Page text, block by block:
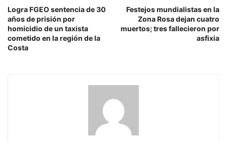
Logra FGEO sentencia de 30
años de prisión por
homicidio de un taxista
cometido en la región de la
Costa
Festejos mundialistas en la
Zona Rosa dejan cuatro
muertos; tres fallecieron por
asfixia